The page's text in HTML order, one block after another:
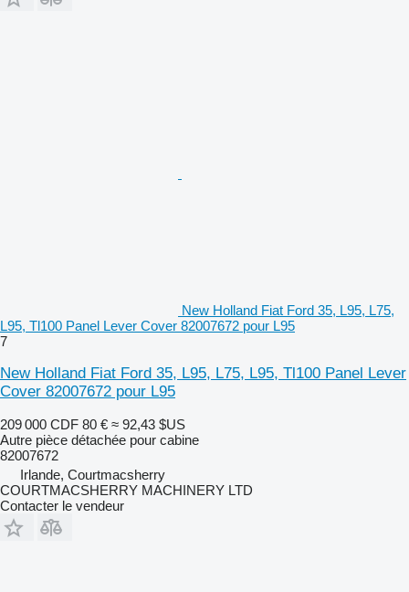
New Holland Fiat Ford 35, L95, L75,
L95, Tl100 Panel Lever Cover 82007672 pour L95
7
New Holland Fiat Ford 35, L95, L75, L95, Tl100 Panel Lever
Cover 82007672 pour L95
209 000 CDF 80 € ≈ 92,43 $US
Autre pièce détachée pour cabine
82007672
Irlande, Courtmacsherry
COURTMACSHERRY MACHINERY LTD
Contacter le vendeur